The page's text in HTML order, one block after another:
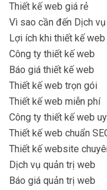
Thiết kế web giá rẻ
Vì sao cần đến Dịch
Lợi ích khi thiết kế web
Công ty thiết kế web
Báo giá thiết kế web
Thiết kế web trọn gói
Thiết kế web miễn phí
Công ty thiết kế web
Thiết kế web chuẩn
Thiết kế website
Dịch vụ quản trị web
Báo giá quản trị web